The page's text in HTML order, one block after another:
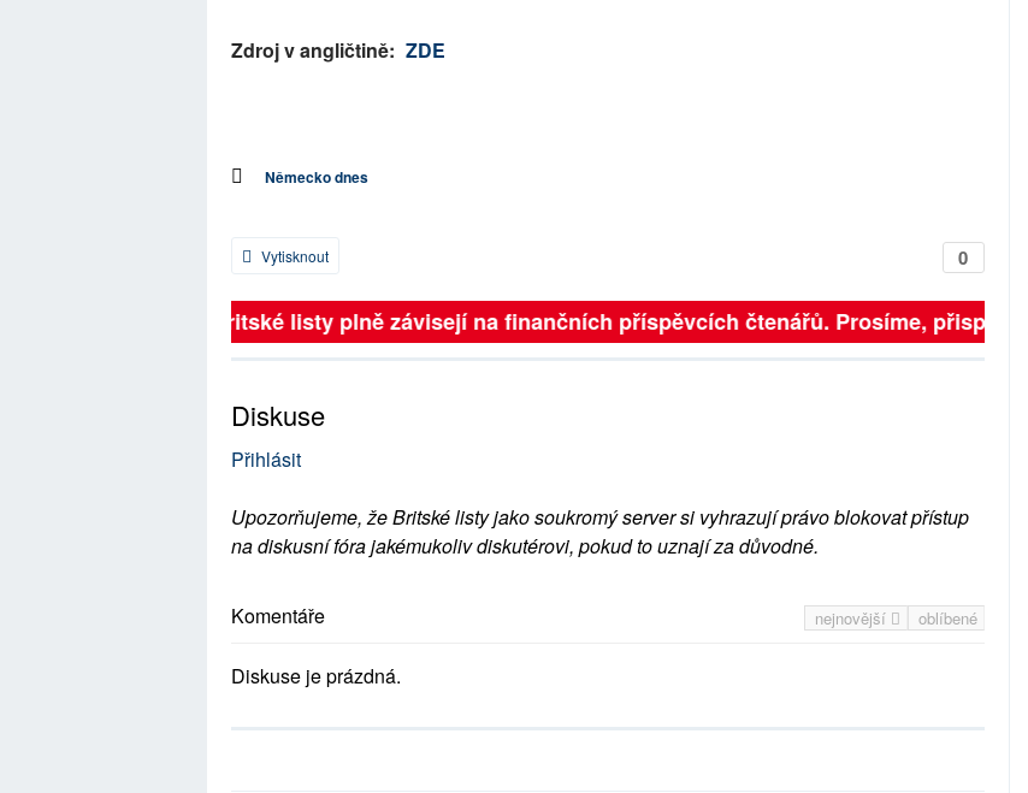
Zdroj v angličtině: ZDE
Německo dnes
0
Vytisknout
Britské listy plně závisejí na finančních příspěvcích čtenářů. Prosíme, přispějte. ➥
Diskuse
Přihlásit
Upozorňujeme, že Britské listy jako soukromý server si vyhrazují právo blokovat přístup
na diskusní fóra jakémukoliv diskutérovi, pokud to uznají za důvodné.
nejnovější oblíbené
Komentáře
Diskuse je prázdná.